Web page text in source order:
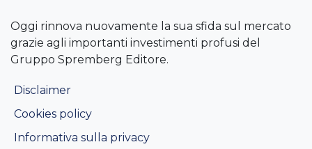
Oggi rinnova nuovamente la sua sfida sul mercato
grazie agli importanti investimenti profusi del
Gruppo Spremberg Editore.
Disclaimer
Cookies policy
Informativa sulla privacy